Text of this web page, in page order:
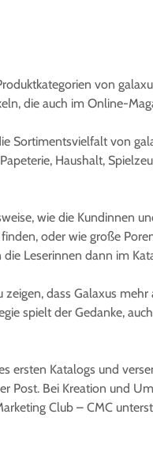
von
die auch im Online-
Sortimentsvielfalt von
Haushalt,
wie die Kundinnen
oder wie große
Leserinnen dann im
zeigen, dass Galaxus
spielt der Gedanke,
ersten Katalogs und
Post. Bei Kreation und
Club – CMC